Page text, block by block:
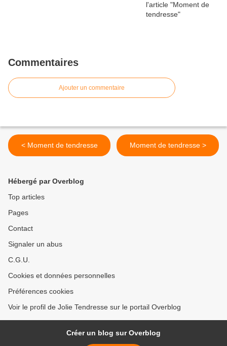
Commentaires
Ajouter un commentaire
< Moment de tendresse Moment de tendresse >
Hébergé par Overblog
Top articles
Pages
Contact
Signaler un abus
C.G.U.
Cookies et données personnelles
Préférences cookies
Voir le profil de Jolie Tendresse sur le portail Overblog
Créer un blog sur Overblog